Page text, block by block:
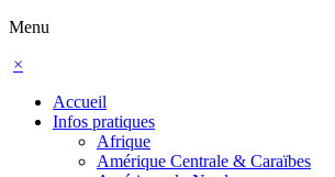
Menu
×
Accueil
Infos pratiques
Afrique
Amérique Centrale & Caraïbes